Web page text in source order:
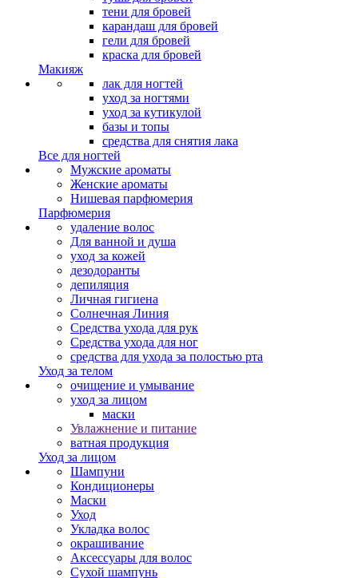
тени для бровей
карандаш для бровей
гели для бровей
краска для бровей
Макияж
лак для ногтей
уход за ногтями
уход за кутикулой
базы и топы
средства для снятия лака
Все для ногтей
Мужские ароматы
Женские ароматы
Нишевая парфюмерия
Парфюмерия
удаление волос
Для ванной и душа
уход за кожей
дезодоранты
депиляция
Личная гигиена
Солнечная Линия
Средства ухода для рук
Средства ухода для ног
средства для ухода за полостью рта
Уход за телом
очищение и умывание
уход за лицом
маски
Увлажнение и питание
ватная продукция
Уход за лицом
Шампуни
Кондиционеры
Маски
Уход
Укладка волос
окрашивание
Аксессуары для волос
Сухой шампунь